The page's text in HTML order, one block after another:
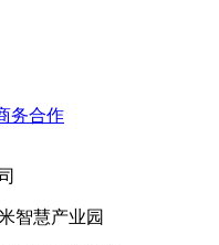
务合作
智慧产业园